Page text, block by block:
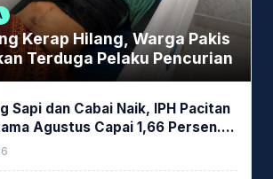
Kerap Hilang, Warga Pakis
Terduga Pelaku Pencurian
Sapi dan Cabai Naik, IPH Pacitan
Agustus Capai 1,66 Persen.
Kabag Ayub